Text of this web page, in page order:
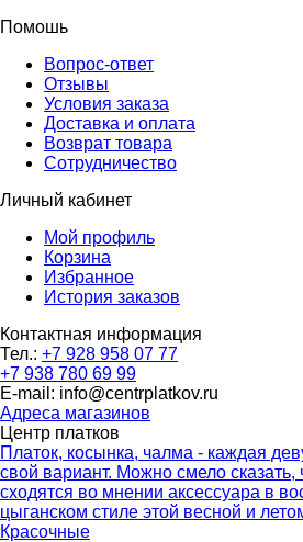
Помошь
Вопрос-ответ
Отзывы
Условия заказа
Доставка и оплата
Возврат товара
Сотрудничество
Личный кабинет
Мой профиль
Корзина
Избранное
История заказов
Контактная информация
Тел.: +7 928 958 07 77
+7 938 780 69 99
E-mail: info@centrplatkov.ru
Адреса магазинов
Центр платков
Платок, косынка, чалма - каждая
свой вариант. Можно смело сказать,
сходятся во мнении аксессуара в
цыганском стиле этой весной и
Красочные